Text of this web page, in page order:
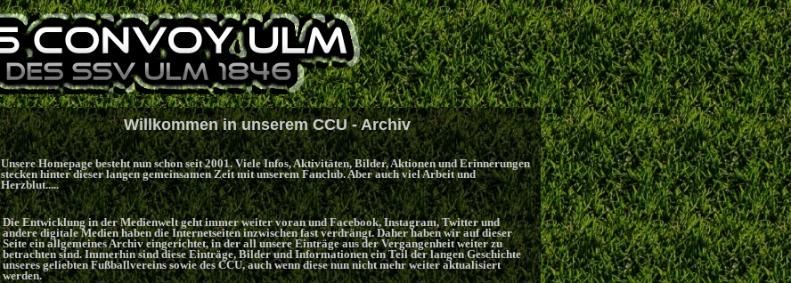
Willkommen in unserem CCU - Archiv
Unsere Homepage besteht nun schon seit 2001. Viele Infos, Aktivitäten, Bilder, Aktionen und Erinnerungen
stecken hinter dieser langen gemeinsamen Zeit mit unserem Fanclub. Aber auch viel Arbeit und
Herzblut.....
Die Entwicklung in der Medienwelt geht immer weiter voran und Facebook, Instagram, Twitter und
andere digitale Medien haben die Internetseiten inzwischen fast verdrängt. Daher haben wir auf dieser
Seite ein allgemeines Archiv eingerichtet, in der all unsere Einträge aus der Vergangenheit weiter zu
betrachten sind. Immerhin sind diese Einträge, Bilder und Informationen ein Teil der langen Geschichte
unseres geliebten Fußballvereins sowie des CCU, auch wenn diese nun nicht mehr weiter aktualisiert
werden.